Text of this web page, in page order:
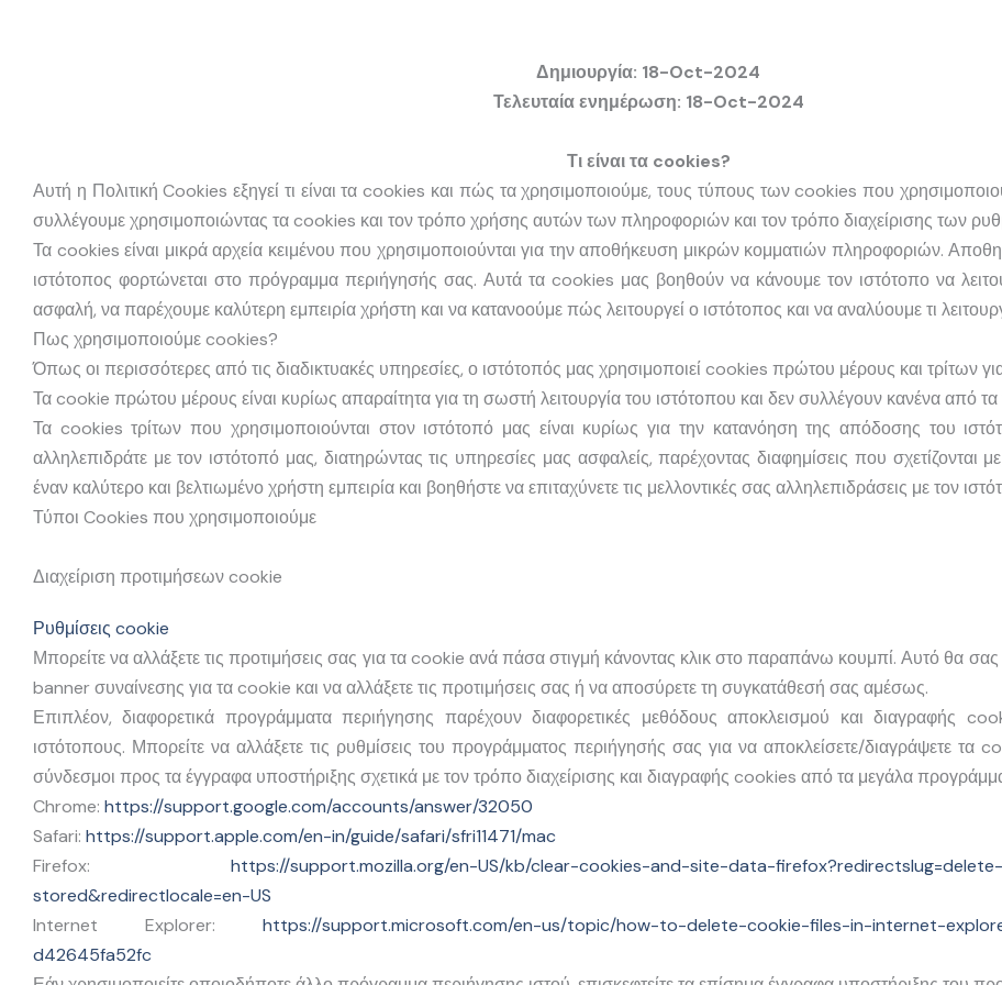
Δημιουργία: 18-Oct-2024
Τελευταία ενημέρωση: 18-Oct-2024
Τι είναι τα cookies?
Αυτή η Πολιτική Cookies εξηγεί τι είναι τα cookies και πώς τα χρησιμοποιούμε, τους τύπους των cookies που
συλλέγουμε χρησιμοποιώντας τα cookies και τον τρόπο χρήσης αυτών των πληροφοριών και τον τρόπο διαχείρισης των
Τα cookies είναι μικρά αρχεία κειμένου που χρησιμοποιούνται για την αποθήκευση μικρών κομματιών πληροφοριών.
ιστότοπος φορτώνεται στο πρόγραμμα περιήγησής σας. Αυτά τα cookies μας βοηθούν να κάνουμε τον ιστότοπο να
ασφαλή, να παρέχουμε καλύτερη εμπειρία χρήστη και να κατανοούμε πώς λειτουργεί ο ιστότοπος και να αναλύουμε τι
Πως χρησιμοποιούμε cookies?
Όπως οι περισσότερες από τις διαδικτυακές υπηρεσίες, ο ιστότοπός μας χρησιμοποιεί cookies πρώτου μέρους και τρίτων
Τα cookie πρώτου μέρους είναι κυρίως απαραίτητα για τη σωστή λειτουργία του ιστότοπου και δεν συλλέγουν κανένα από
Τα cookies τρίτων που χρησιμοποιούνται στον ιστότοπό μας είναι κυρίως για την κατανόηση της απόδοσης του
αλληλεπιδράτε με τον ιστότοπό μας, διατηρώντας τις υπηρεσίες μας ασφαλείς, παρέχοντας διαφημίσεις που σχετίζονται
έναν καλύτερο και βελτιωμένο χρήστη εμπειρία και βοηθήστε να επιταχύνετε τις μελλοντικές σας αλληλεπιδράσεις με τον
Τύποι Cookies που χρησιμοποιούμε
Διαχείριση προτιμήσεων cookie
Ρυθμίσεις cookie
Μπορείτε να αλλάξετε τις προτιμήσεις σας για τα cookie ανά πάσα στιγμή κάνοντας κλικ στο παραπάνω κουμπί. Αυτό θα σας
banner συναίνεσης για τα cookie και να αλλάξετε τις προτιμήσεις σας ή να αποσύρετε τη συγκατάθεσή σας αμέσως.
Επιπλέον, διαφορετικά προγράμματα περιήγησης παρέχουν διαφορετικές μεθόδους αποκλεισμού και διαγραφής
ιστότοπους. Μπορείτε να αλλάξετε τις ρυθμίσεις του προγράμματος περιήγησής σας για να αποκλείσετε/διαγράψετε τα
σύνδεσμοι προς τα έγγραφα υποστήριξης σχετικά με τον τρόπο διαχείρισης και διαγραφής cookies από τα μεγάλα
Chrome: https://support.google.com/accounts/answer/32050
Safari: https://support.apple.com/en-in/guide/safari/sfri11471/mac
Firefox: https://support.mozilla.org/en-US/kb/clear-cookies-and-site-data-
stored&redirectlocale=en-US
Internet Explorer: https://support.microsoft.com/en-us/topic/how-to-delete-cookie-files-in-internet-
d42645fa52fc